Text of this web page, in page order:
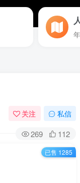
关注 私信
269 112
已售 1285